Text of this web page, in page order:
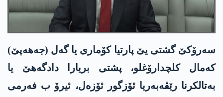
سەرۆکێ گشتی یێ پارتیا کۆماری یا گەل (جەهەپێ)
کەمال کلچدارۆغلو، پشتی بریارا دادگەھێ یا
بەتالکرنا رێڤەبەریا ئۆزگور ئۆزەل، ئیرۆ ب فەرمی